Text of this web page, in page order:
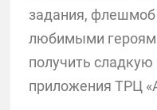
задания, флешмоб
любимыми
получить сладкую
приложения ТРЦ